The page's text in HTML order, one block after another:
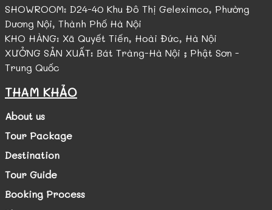
SHOWROOM: D24-40 Khu Đô Thị Geleximco, Phường
Dương Nội, Thành Phố Hà Nội
KHO HÀNG: Xã Quyết Tiến, Hoài Đức, Hà Nội
XƯỞNG SẢN XUẤT: Bát Tràng-Hà Nội ; Phật Sơn -
Trung Quốc
THAM KHẢO
About us
Tour Package
Destination
Tour Guide
Booking Process